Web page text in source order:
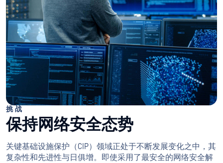
挑战
保持网络安全态势
关键基础设施保护（CIP）领域正处于不断发展变化之中，其
复杂性和先进性与日俱增。即使采用了最安全的网络安全解